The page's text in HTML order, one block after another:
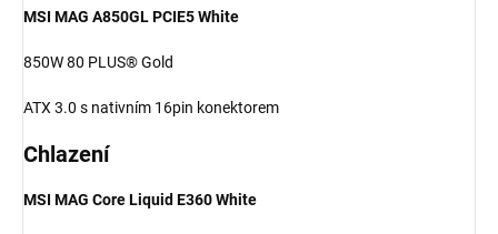
MSI MAG A850GL PCIE5 White
850W 80 PLUS® Gold
ATX 3.0 s nativním 16pin konektorem
Chlazení
MSI MAG Core Liquid E360 White